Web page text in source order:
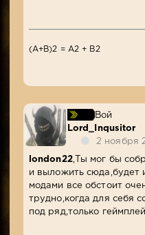
(A+B)2 = A2 + B2
Вой
Lord_Inqusitor
2 ноября
london22,Ты мог бы
и выложить сюда,будет
модами все обстоит
трудно,когда для себя
под ряд,только